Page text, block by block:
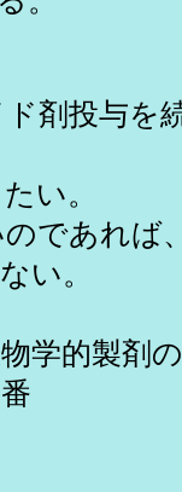
剤投与を
い。
であれば
い。
学的製剤